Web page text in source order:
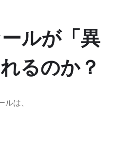
ルが「異
るのか？
は、